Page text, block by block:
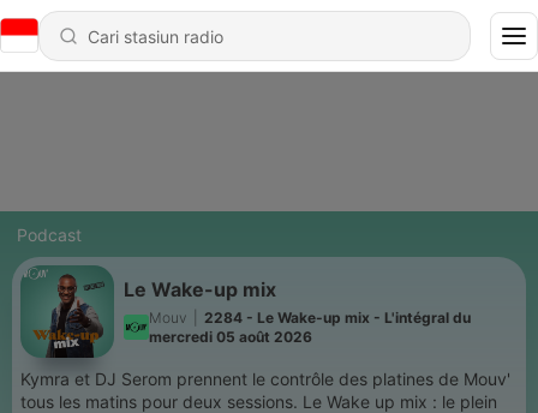
Podcast
Le Wake-up mix
Mouv
2284 - Le Wake-up mix - L'intégral du
mercredi 05 août 2026
Kymra et DJ Serom prennent le contrôle des platines de Mouv'
tous les matins pour deux sessions. Le Wake up mix : le plein